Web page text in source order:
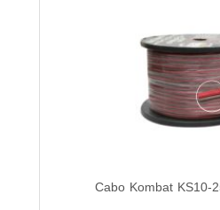
Cabo Kombat KS10-